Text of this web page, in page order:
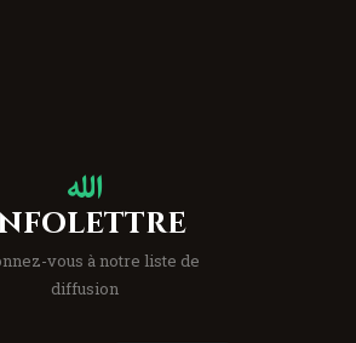
vous à notre liste de
diffusion